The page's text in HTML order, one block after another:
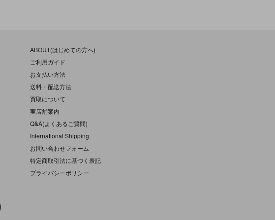
ABOUT(はじめての方へ)
ご利用ガイド
お支払い方法
送料・配送方法
買取について
実店舗案内
Q&A(よくあるご質問)
International Shipping
お問い合わせフォーム
特定商取引法に基づく表記
プライバシーポリシー